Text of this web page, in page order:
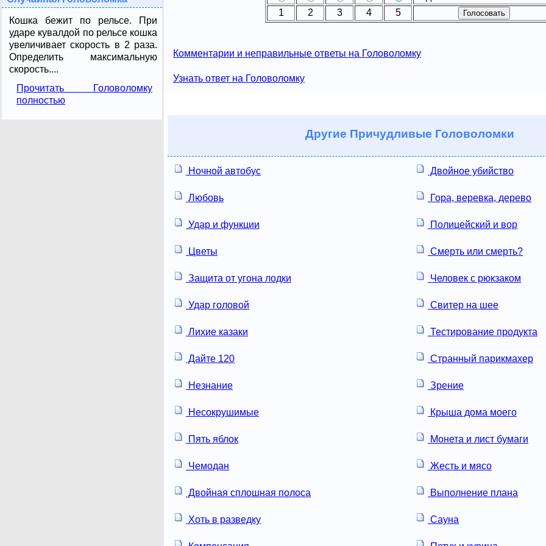
Кошка бежит по рельсе. При
ударе кувалдой по рельсе кошка
увеличивает скорость в 2 раза.
Определить максимальную
скорость....
Прочитать Головоломку
полностью
1
2 3 4 5
Комментарии и неправильные ответы на Головоломку
Узнать ответ на Головоломку
Другие Причудливые Головоломки
Ночной автобус Двойное убийство
Любовь Гора, веревка, дерево
Удар и функции Полицейский и вор
Цветы Смерть или смерть?
Защита от угона лодки Человек с рюкзаком
Удар головой Свитер на шее
Лихие казаки Тестирование продукта
Дайте 120 Странный парикмахер
Незнание Зрение
Несокрушимые Крыша дома моего
Пять яблок Монета и лист бумаги
Чемодан Жесть и мясо
Двойная сплошная полоса Выполнение плана
Хоть в разведку Сауна